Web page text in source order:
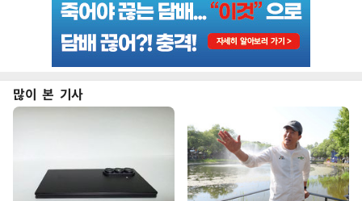
많이 본 기사